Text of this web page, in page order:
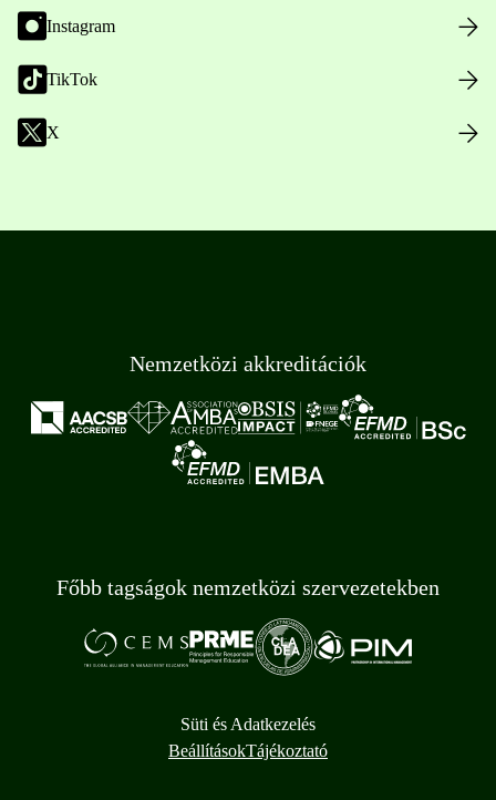
Instagram
TikTok
X
Nemzetközi akkreditációk
Főbb tagságok nemzetközi szervezetekben
Süti és Adatkezelés
BeállításokTájékoztató